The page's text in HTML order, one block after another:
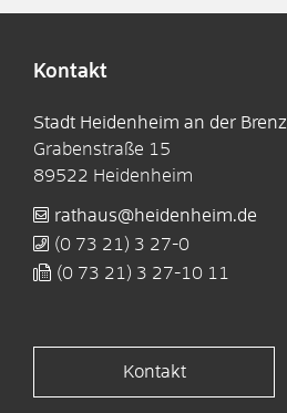
Kontakt
Stadt Heidenheim an der Brenz
Grabenstraße 15
89522 Heidenheim
rathaus@heidenheim.de
(0 73 21) 3 27-0
(0 73 21) 3 27-10 11
Kontakt